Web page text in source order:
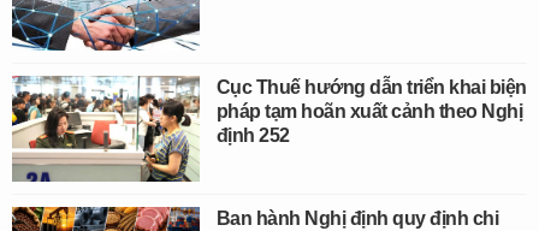
Cục Thuế hướng dẫn triển khai biện
pháp tạm hoãn xuất cảnh theo Nghị
định 252
Ban hành Nghị định quy định chi